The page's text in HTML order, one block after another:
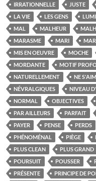
IRRATIONNELLE
JUSTE
LA VIE
LES GENS
MAL
MALHEUR
MARASME
MARI
MIS EN OEUVRE
MOCHE
MORDANTE
MOTIF
NATURELLEMENT
NE
NÉVRALGIQUES
NIVEAU
NORMAL
OBJECTIVES
PAR AILLEURS
PARFAIT
PAYER
PENSE PERDS
PHÉNOMÉNAL
PIÈGE
PLUS CLEAN
PLUS GRAND
POURSUIT
POUSSER
PRÉSENTE
PRINCIPE DE